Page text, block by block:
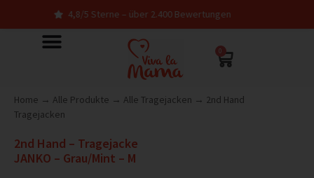
4,8/5 Sterne – über 2.400 Bewertungen
0
Home → Alle Produkte → Alle Tragejacken → 2nd Hand
Tragejacken
2nd Hand – Tragejacke
JANKO – Grau/Mint – M